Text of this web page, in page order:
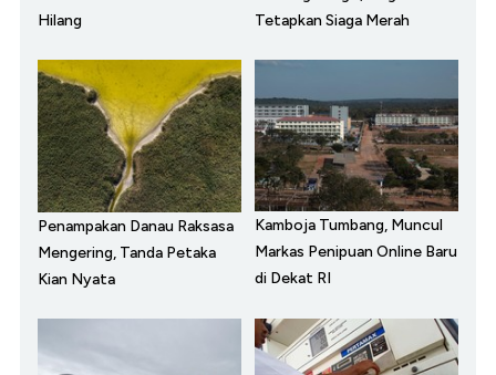
Hilang
Tetapkan Siaga Merah
Penampakan Danau Raksasa
Mengering, Tanda Petaka
Kian Nyata
Kamboja Tumbang, Muncul
Markas Penipuan Online Baru
di Dekat RI